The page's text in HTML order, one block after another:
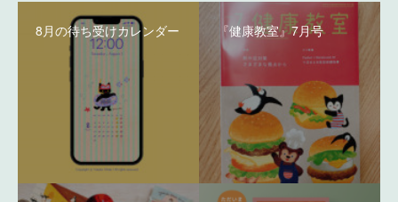
8月の待ち受けカレンダー 『健康教室』7月号